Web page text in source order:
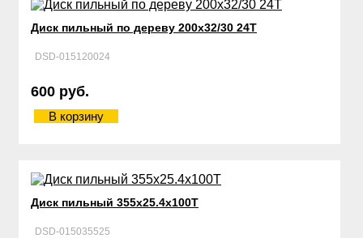
Диск пильный по дереву 200х32/30 24Т
DSD-015120024
600 руб.
В корзину
Диск пильный 355х25.4х100Т
DSD-015035525